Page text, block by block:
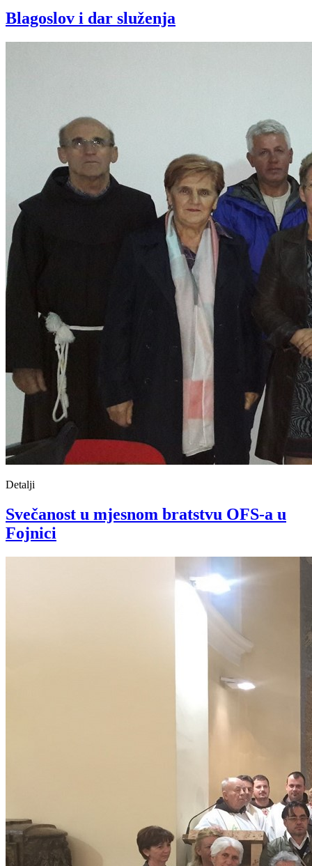
Blagoslov i dar služenja
Detalji
Svečanost u mjesnom bratstvu OFS-a u
Fojnici